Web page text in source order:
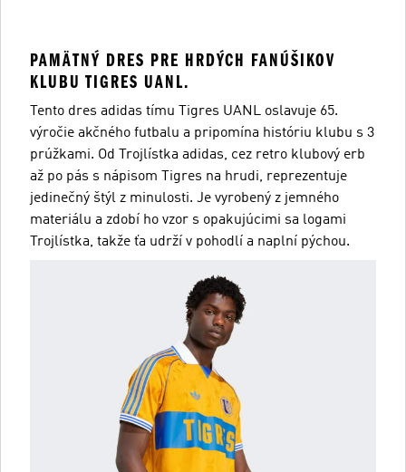
PAMÄTNÝ DRES PRE HRDÝCH FANÚŠIKOV
KLUBU TIGRES UANL.
Tento dres adidas tímu Tigres UANL oslavuje 65.
výročie akčného futbalu a pripomína históriu klubu s 3
prúžkami. Od Trojlístka adidas, cez retro klubový erb
až po pás s nápisom Tigres na hrudi, reprezentuje
jedinečný štýl z minulosti. Je vyrobený z jemného
materiálu a zdobí ho vzor s opakujúcimi sa logami
Trojlístka, takže ťa udrží v pohodlí a naplní pýchou.